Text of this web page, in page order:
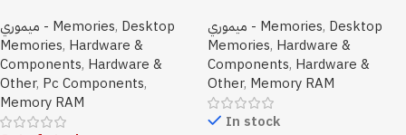
ميموري - Memories, Desktop
Memories, Hardware &
Components, Hardware &
Other, Pc Components,
Memory RAM
ميموري - Memories, Desktop
Memories, Hardware &
Components, Hardware &
Other, Memory RAM
In stock